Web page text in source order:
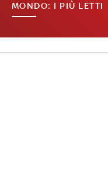
MONDO: I PIÙ LETTI